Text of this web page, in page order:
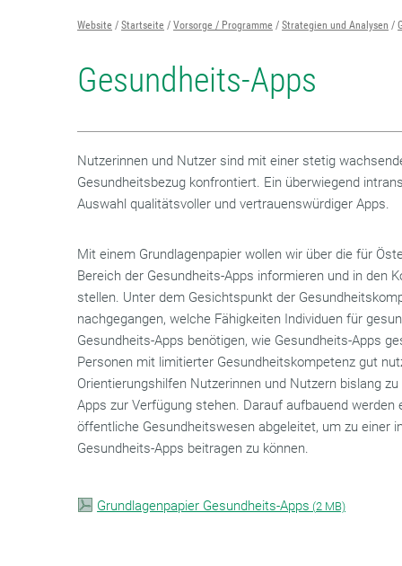
Website Startseite Vorsorge / Programme Strategien und Analysen
Gesundheits-Apps
Nutzerinnen und Nutzer sind mit einer stetig
Gesundheitsbezug konfrontiert. Ein überwiegend
Auswahl qualitätsvoller und vertrauenswürdiger Apps.
Mit einem Grundlagenpapier wollen wir über die für
Bereich der Gesundheits-Apps informieren und in den
stellen. Unter dem Gesichtspunkt der
nachgegangen, welche Fähigkeiten Individuen für
Gesundheits-Apps benötigen, wie Gesundheits-Apps
Personen mit limitierter Gesundheitskompetenz gut
Orientierungshilfen Nutzerinnen und Nutzern bislang
Apps zur Verfügung stehen. Darauf aufbauend
öffentliche Gesundheitswesen abgeleitet, um zu einer
Gesundheits-Apps beitragen zu können.
Grundlagenpapier Gesundheits-Apps (2 MB)